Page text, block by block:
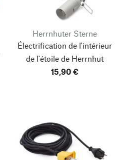
Herrnhuter Sterne
Électrification de l'intérieur
de l'étoile de Herrnhut
15,90 €